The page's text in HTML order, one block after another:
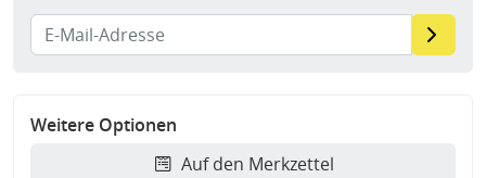
Weitere Optionen
Auf den Merkzettel